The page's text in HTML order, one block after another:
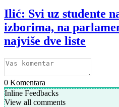
Ilić: Svi uz studente
izborima, na
najviše dve liste
0 Komentara
Inline Feedbacks
View all comments